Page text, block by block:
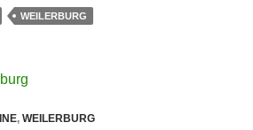
WEILERBURG
, WEILERBURG